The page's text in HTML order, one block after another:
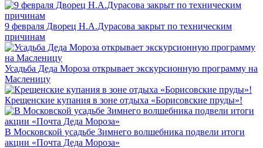
9 февраля Дворец Н.А.Дурасова закрыт по техническим
причинам
Усадьба Деда Мороза открывает экскурсионную программу на
Масленицу
Крещенские купания в зоне отдыха «Борисовские пруды»!
В Московской усадьбе Зимнего волшебника подвели итоги
акции «Почта Деда Мороза»